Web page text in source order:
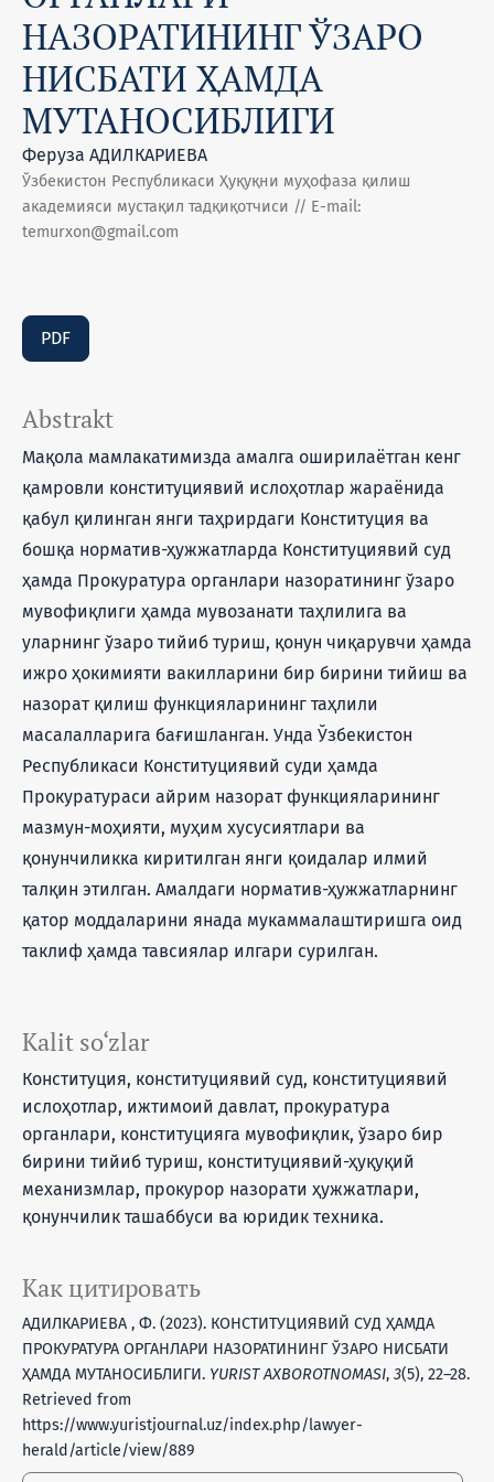
НАЗОРАТИНИНГ ЎЗАРО
НИСБАТИ ҲАМДА
МУТАНОСИБЛИГИ
Феруза АДИЛКАРИЕВА
Ўзбекистон Республикаси Ҳуқуқни муҳофаза қилиш
академияси мустақил тадқиқотчиси // E-mail:
temurxon@gmail.com
PDF
Kalit so‘zlar
Конституция, конституциявий суд, конституциявий
ислоҳотлар, ижтимоий давлат, прокуратура
органлари, конституцияга мувофиқлик, ўзаро бир
бирини тийиб туриш, конституциявий-ҳуқуқий
механизмлар, прокурор назорати ҳужжатлари,
қонунчилик ташаббуси ва юридик техника.
Как цитировать
АДИЛКАРИЕВА , Ф. (2023). КОНСТИТУЦИЯВИЙ СУД ҲАМДА
ПРОКУРАТУРА ОРГАНЛАРИ НАЗОРАТИНИНГ ЎЗАРО НИСБАТИ
ҲАМДА МУТАНОСИБЛИГИ. YURIST AXBOROTNOMASI, 3(5), 22–28.
Retrieved from
https://www.yuristjournal.uz/index.php/lawyer-
herald/article/view/889
Abstrakt
Мақола мамлакатимизда амалга оширилаётган кенг
қамровли конституциявий ислоҳотлар жараёнида
қабул қилинган янги таҳрирдаги Конституция ва
бошқа норматив-ҳужжатларда Конституциявий суд
ҳамда Прокуратура органлари назоратининг ўзаро
мувофиқлиги ҳамда мувозанати таҳлилига ва
уларнинг ўзаро тийиб туриш, қонун чиқарувчи ҳамда
ижро ҳокимияти вакилларини бир бирини тийиш ва
назорат қилиш функцияларининг таҳлили
масалалларига бағишланган. Унда Ўзбекистон
Республикаси Конституциявий суди ҳамда
Прокуратураси айрим назорат функцияларининг
мазмун-моҳияти, муҳим хусусиятлари ва
қонунчиликка киритилган янги қоидалар илмий
талқин этилган. Амалдаги норматив-ҳужжатларнинг
қатор моддаларини янада мукаммалаштиришга оид
таклиф ҳамда тавсиялар илгари сурилган.